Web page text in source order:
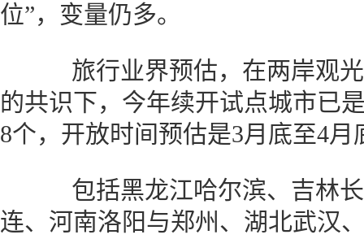
位”，变量仍多。
旅行业界预估，在两岸观光
的共识下，今年续开试点城市已
8个，开放时间预估是3月底至4月
包括黑龙江哈尔滨、吉林长
连、河南洛阳与郑州、湖北武汉